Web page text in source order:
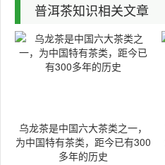
普洱茶知识相关文章
乌龙茶是中国六大茶类之一，
为中国特有茶类，距今已有300
多年的历史